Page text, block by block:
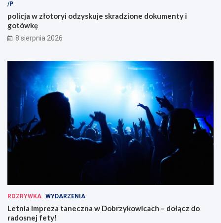
/P
policja w złotoryi odzyskuje skradzione dokumenty i
gotówkę
8 sierpnia 2026
ROZRYWKA WYDARZENIA
Letnia impreza taneczna w Dobrzykowicach – dołącz do
radosnej fety!